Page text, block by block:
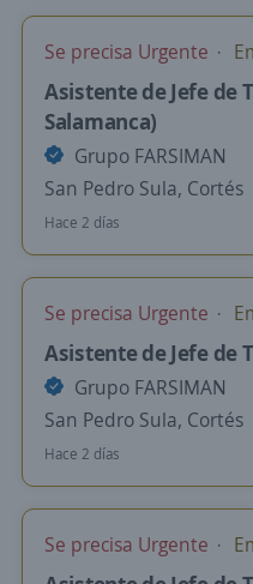
Se precisa Urgente
Asistente de Jefe de
Salamanca)
Grupo FARSIMAN
San Pedro Sula, Cortés
Hace 2 días
Se precisa Urgente
Asistente de Jefe de
Grupo FARSIMAN
San Pedro Sula, Cortés
Hace 2 días
Se precisa Urgente